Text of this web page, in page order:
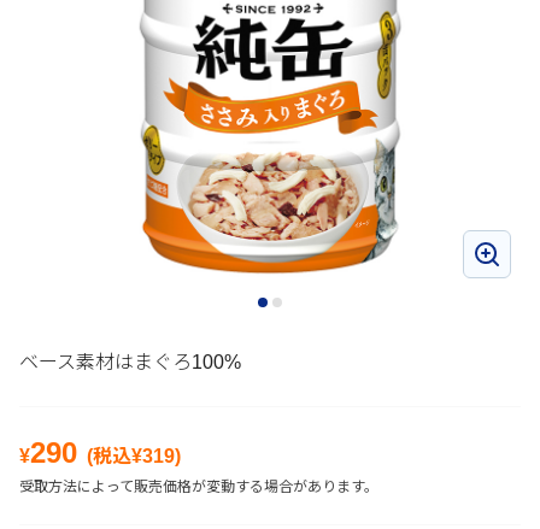
ベース素材はまぐろ100%
¥290 (税込¥319)
受取方法によって販売価格が変動する場合があります。